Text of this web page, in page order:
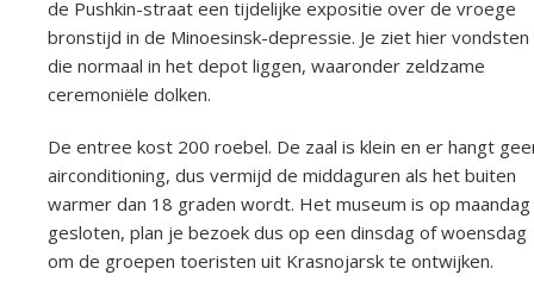
de Pushkin-straat een tijdelijke expositie over de vroege
bronstijd in de Minoesinsk-depressie. Je ziet hier vondsten
die normaal in het depot liggen, waaronder zeldzame
ceremoniële dolken.
De entree kost 200 roebel. De zaal is klein en er hangt
airconditioning, dus vermijd de middaguren als het buiten
warmer dan 18 graden wordt. Het museum is op maandag
gesloten, plan je bezoek dus op een dinsdag of woensdag
om de groepen toeristen uit Krasnojarsk te ontwijken.